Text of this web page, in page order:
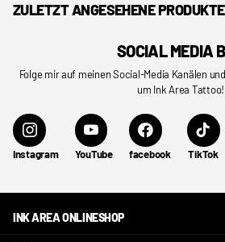
ZULETZT ANGESEHENE PRODUKTE
SOCIAL MEDIA
Folge mir auf meinen Social-Media Kanälen
um Ink Area Tattoo!
Instagram YouTube facebook TikTok
INK AREA ONLINESHOP